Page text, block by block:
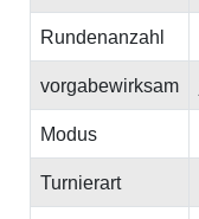
Rundenanzahl
vorgabewirksam
Modus
Turnierart